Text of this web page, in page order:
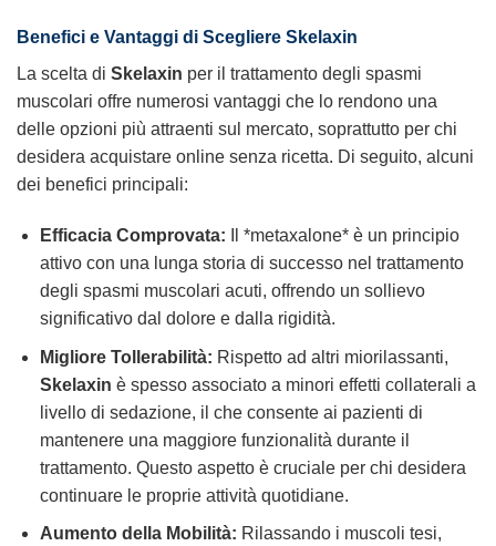
Benefici e Vantaggi di Scegliere Skelaxin
La scelta di Skelaxin per il trattamento degli spasmi
muscolari offre numerosi vantaggi che lo rendono una
delle opzioni più attraenti sul mercato, soprattutto per chi
desidera acquistare online senza ricetta. Di seguito, alcuni
dei benefici principali:
Efficacia Comprovata: Il *metaxalone* è un principio
attivo con una lunga storia di successo nel trattamento
degli spasmi muscolari acuti, offrendo un sollievo
significativo dal dolore e dalla rigidità.
Migliore Tollerabilità: Rispetto ad altri miorilassanti,
Skelaxin è spesso associato a minori effetti collaterali a
livello di sedazione, il che consente ai pazienti di
mantenere una maggiore funzionalità durante il
trattamento. Questo aspetto è cruciale per chi desidera
continuare le proprie attività quotidiane.
Aumento della Mobilità: Rilassando i muscoli tesi,